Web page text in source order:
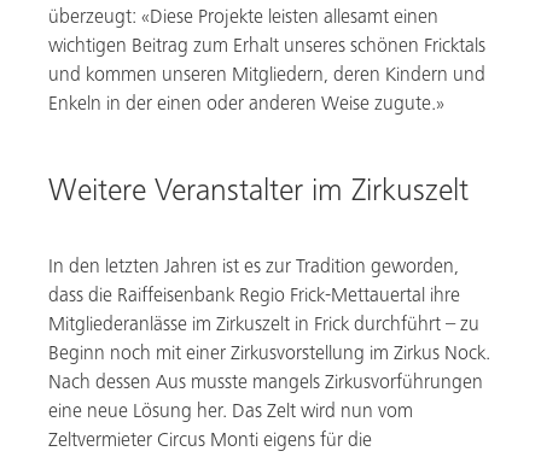
überzeugt: «Diese Projekte leisten allesamt einen
wichtigen Beitrag zum Erhalt unseres schönen Fricktals
und kommen unseren Mitgliedern, deren Kindern und
Enkeln in der einen oder anderen Weise zugute.»
Weitere Veranstalter im Zirkuszelt
In den letzten Jahren ist es zur Tradition geworden,
dass die Raiffeisenbank Regio Frick-Mettauertal ihre
Mitgliederanlässe im Zirkuszelt in Frick durchführt – zu
Beginn noch mit einer Zirkusvorstellung im Zirkus Nock.
Nach dessen Aus musste mangels Zirkusvorführungen
eine neue Lösung her. Das Zelt wird nun vom
Zeltvermieter Circus Monti eigens für die